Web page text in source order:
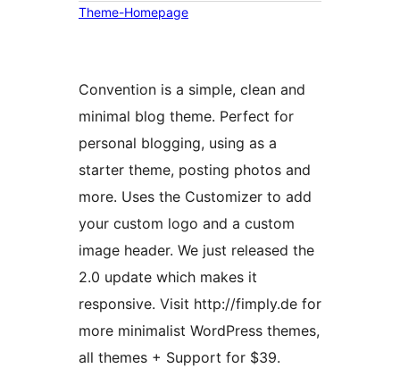
Theme-Homepage
Convention is a simple, clean and
minimal blog theme. Perfect for
personal blogging, using as a
starter theme, posting photos and
more. Uses the Customizer to add
your custom logo and a custom
image header. We just released the
2.0 update which makes it
responsive. Visit http://fimply.de for
more minimalist WordPress themes,
all themes + Support for $39.